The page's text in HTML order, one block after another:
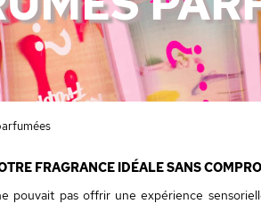
FRAGRANCE IDÉALE SANS
pouvait pas offrir une expérience